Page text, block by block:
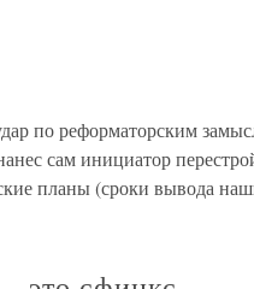
по реформаторским
сам инициатор
планы (сроки вывода